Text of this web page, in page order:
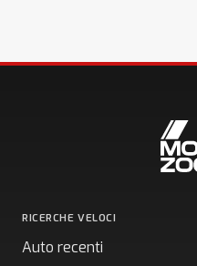
RICERCHE VELOCI
Auto recenti